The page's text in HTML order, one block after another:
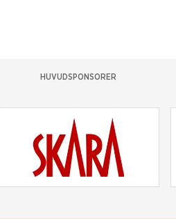
HUVUDSPONSORER